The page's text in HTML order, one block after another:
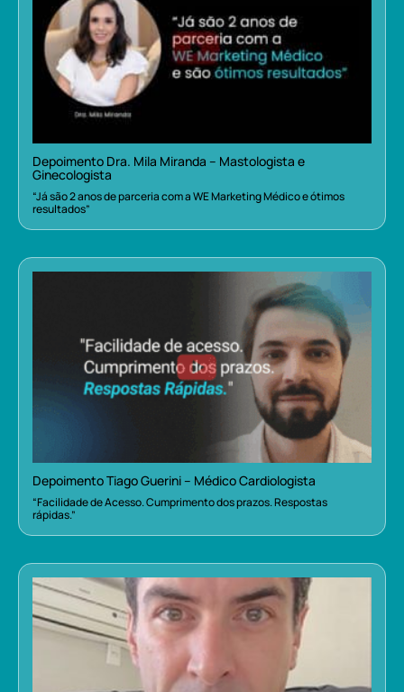
Depoimento Dra. Mila Miranda – Mastologista e
Ginecologista
“Já são 2 anos de parceria com a WE Marketing Médico e ótimos
resultados”
Depoimento Tiago Guerini – Médico Cardiologista
“Facilidade de Acesso. Cumprimento dos prazos. Respostas
rápidas.”